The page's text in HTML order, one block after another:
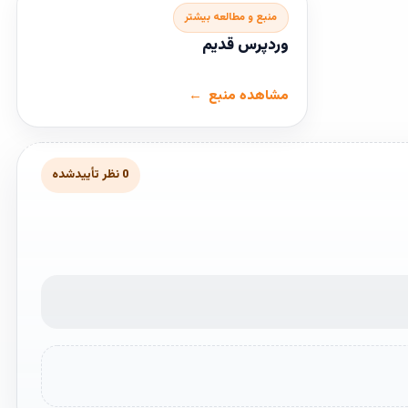
منبع و مطالعه بیشتر
وردپرس قدیم
مشاهده منبع
0 نظر تأییدشده